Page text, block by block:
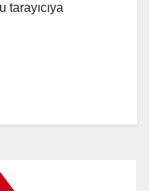
tarayıcıya